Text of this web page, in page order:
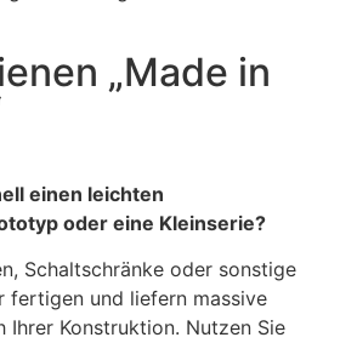
„Made in
einen leichten
oder eine Kleinserie?
Schaltschränke oder sonstige
fertigen und liefern massive
Ihrer Konstruktion. Nutzen Sie